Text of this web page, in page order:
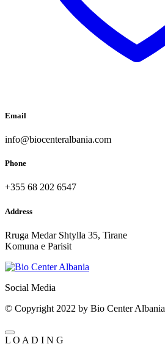
Email
info@biocenteralbania.com
Phone
+355 68 202 6547
Address
Rruga Medar Shtylla 35, Tirane
Komuna e Parisit
Social Media
© Copyright 2022 by Bio Center Albania
L O A D I N G